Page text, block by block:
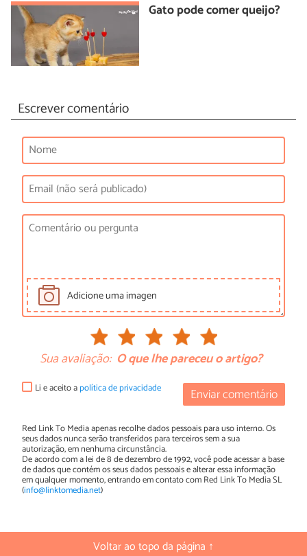
Gato pode comer queijo?
Escrever comentário
Adicione uma imagen
Sua avaliação: O que lhe pareceu o artigo?
Enviar comentário
Li e aceito apolítica de privacidade
Red Link To Media apenas recolhe dados pessoais para uso interno. Os
seus dados nunca serão transferidos para terceiros sem a sua
autorização, em nenhuma circunstância.
De acordo com a lei de 8 de dezembro de 1992, você pode acessar a base
de dados que contém os seus dados pessoais e alterar essa informação
em qualquer momento, entrando em contato com Red Link To Media SL
(info@linktomedia.net)
Voltar ao topo da página ↑